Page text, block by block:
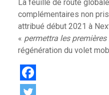
La feuille de route
complémentaires non
attribué début 2021 à
« permettra les
régénération du volet